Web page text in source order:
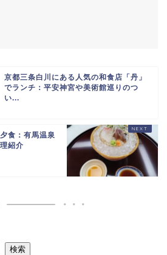
京都三条白川にある人気の和食店「丹」
でランチ：平安神宮や美術館巡りのつ
い...
食：有馬温泉
紹介
検索